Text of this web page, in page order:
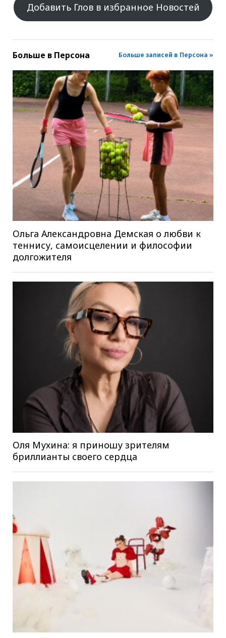
Добавить Глов в избранное Новостей
Больше в Персона Больше записей в Персона »
Ольга Александровна Демская о любви к
теннису, самоисцелении и философии
долгожителя
Оля Мухина: я приношу зрителям
бриллианты своего сердца